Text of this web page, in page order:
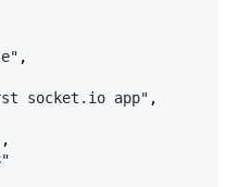
,
socket.io app" ,
,